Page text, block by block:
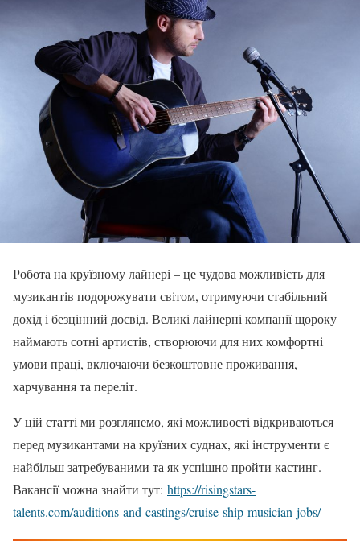
Робота на круїзному лайнері – це чудова можливість для
музикантів подорожувати світом, отримуючи стабільний
дохід і безцінний досвід. Великі лайнерні компанії щороку
наймають сотні артистів, створюючи для них комфортні
умови праці, включаючи безкоштовне проживання,
харчування та переліт.
У цій статті ми розглянемо, які можливості відкриваються
перед музикантами на круїзних суднах, які інструменти є
найбільш затребуваними та як успішно пройти кастинг.
Вакансії можна знайти тут: https://risingstars-
talents.com/auditions-and-castings/cruise-ship-musician-jobs/